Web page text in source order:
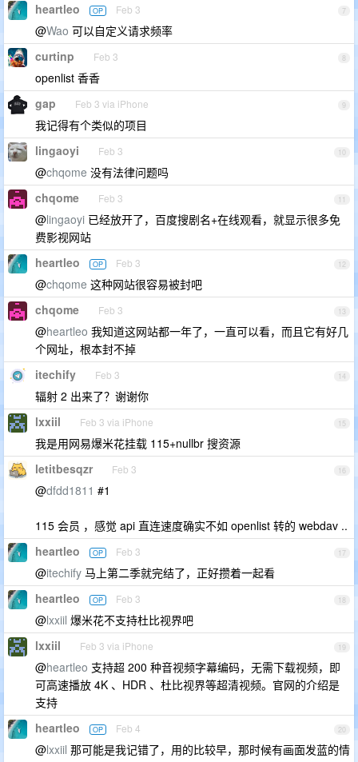
7
heartleo OP Feb 3
@Wao 可以自定义请求频率
8
curtinp Feb 3
openlist 香香
9
gap Feb 3 via iPhone
我记得有个类似的项目
10
lingaoyi Feb 3
@chqome 没有法律问题吗
11
chqome Feb 3
@lingaoyi 已经放开了，百度搜剧名+在线观看，就显示很多免
费影视网站
12
heartleo OP Feb 3
@chqome 这种网站很容易被封吧
13
chqome Feb 3
@heartleo 我知道这网站都一年了，一直可以看，而且它有好几
个网址，根本封不掉
14
itechify Feb 3
辐射 2 出来了？谢谢你
15
lxxiil Feb 3 via iPhone
我是用网易爆米花挂载 115+nullbr 搜资源
16
letitbesqzr Feb 3
@dfdd1811 #1
115 会员 ，感觉 api 直连速度确实不如 openlist 转的 webdav ..
17
heartleo OP Feb 3
@itechify 马上第二季就完结了，正好攒着一起看
18
heartleo OP Feb 3
@lxxiil 爆米花不支持杜比视界吧
19
lxxiil Feb 3 via iPhone
@heartleo 支持超 200 种音视频字幕编码，无需下载视频，即
可高速播放 4K 、HDR 、杜比视界等超清视频。官网的介绍是
支持
20
heartleo OP Feb 4
@lxxiil 那可能是我记错了，用的比较早，那时候有画面发蓝的情